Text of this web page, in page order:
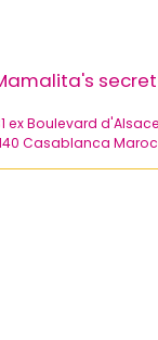
secret
ex Boulevard
Casablanca Maroc